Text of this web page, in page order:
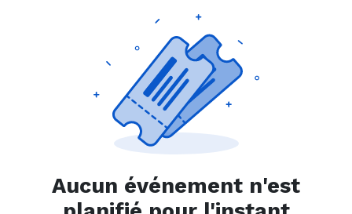
Aucun événement n'est